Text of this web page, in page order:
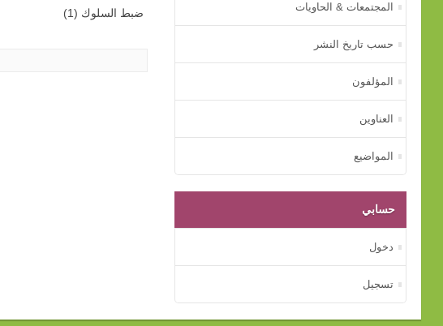
ضبط السلوك (1)
المجتمعات & الحاويات
حسب تاريخ النشر
المؤلفون
العناوين
المواضيع
حسابي
دخول
تسجيل